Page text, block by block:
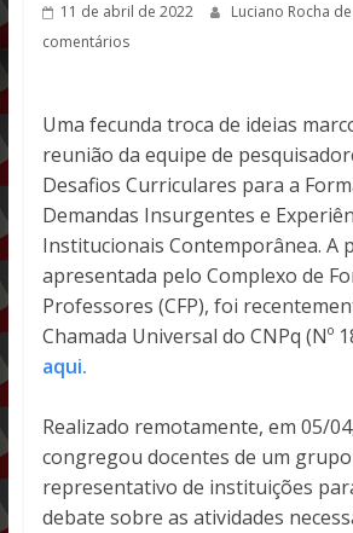
11 de abril de 2022 Luciano Rocha
comentários
Uma fecunda troca de ideias
reunião da equipe de
Desafios Curriculares para a
Demandas Insurgentes e
Institucionais Contemporânea. A
apresentada pelo Complexo de
Professores (CFP), foi
Chamada Universal do CNPq (Nº
aqui.
Realizado remotamente, em 05/
congregou docentes de um
representativo de instituições
debate sobre as atividades